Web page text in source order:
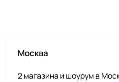
Москва
2 магазина и шоурум в